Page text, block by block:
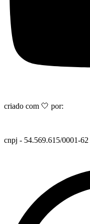
criado com 🤍 por:
cnpj - 54.569.615/0001-62